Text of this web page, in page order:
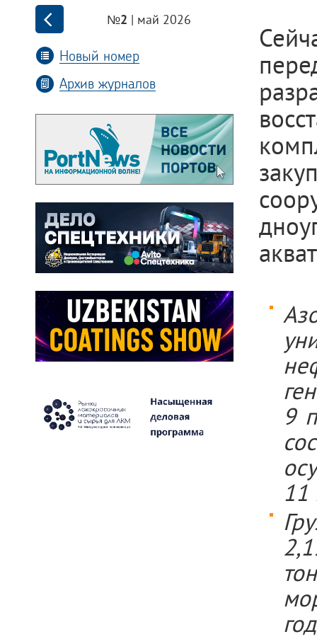
№2 | май 2026
Новый номер
Архив журналов
9
11